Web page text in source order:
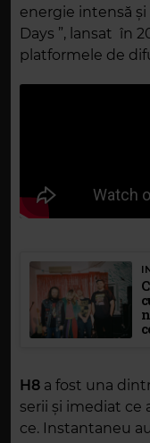
energie intensă și
Days ”, lansat în
platformele de
H8 a fost una
serii și imediat ce
ce. Instantaneu